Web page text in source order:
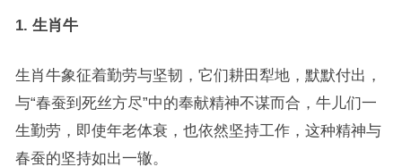
1. 生肖牛
生肖牛象征着勤劳与坚韧，它们耕田犁地，默默付出，
与“春蚕到死丝方尽”中的奉献精神不谋而合，牛儿们一
生勤劳，即使年老体衰，也依然坚持工作，这种精神与
春蚕的坚持如出一辙。